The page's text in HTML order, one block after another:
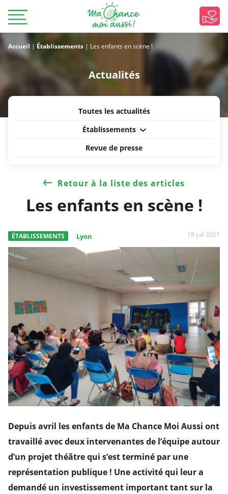
Accueil | Établissements | Les enfants en scène !
Actualités
Toutes les actualités
Établissements
Revue de presse
Retour à la liste des articles
Les enfants en scène !
ÉTABLISSEMENTS Lyon 18 juil 2021
Depuis avril les enfants de Ma Chance Moi Aussi ont
travaillé avec deux intervenantes de l’équipe autour
d’un projet théâtre qui s’est terminé par une
représentation publique ! Une activité qui leur a
demandé un investissement important tant sur la